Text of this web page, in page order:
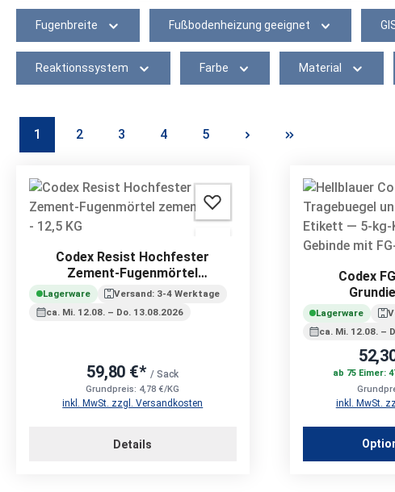
Fugenbreite Fußbodenheizung geeignet
Reaktionssystem Farbe Material
Seite
1
Seite
2
Seite
3
Seite
4
Seite
5
Codex Resist Hochfester
Zement-Fugenmörtel
zementgrau - 12,5 KG
Lagerware
Versand: 3-4 Werktage
ca. Mi. 12.08. – Do. 13.08.2026
59,80 €* / Sack
Grundpreis: 4,78 €/KG
inkl. MwSt. zzgl. Versandkosten
Details
Codex
Lagerware
ca. Mi. 12.08. –
ab 75 Eimer:
inkl. MwSt.